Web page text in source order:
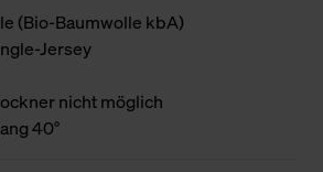
(Bio-Baumwolle kbA)
Jersey
nicht möglich
40°